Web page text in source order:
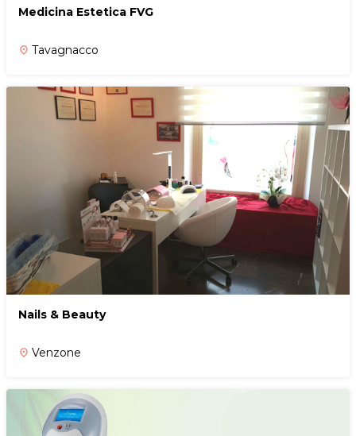
Medicina Estetica FVG
place Tavagnacco
Nails & Beauty
place Venzone